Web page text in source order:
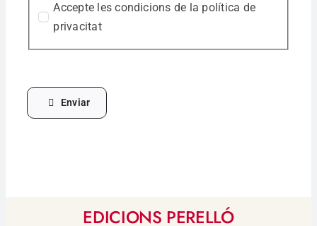
Accepte les condicions de la política de
privacitat
Enviar
EDICIONS PERELLÓ